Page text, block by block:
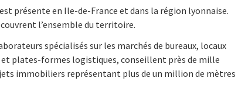
présente en Ile-de-France et dans la région lyonnaise.
l’ensemble du territoire.
spécialisés sur les marchés de bureaux, locaux
et plates-formes logistiques, conseillent près de mille
immobiliers représentant plus de un million de mètres